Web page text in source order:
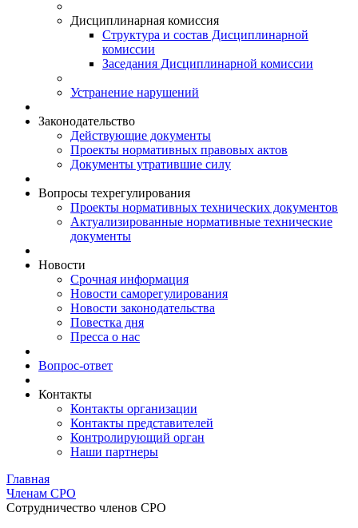
Дисциплинарная комиссия
Структура и состав Дисциплинарной
комиссии
Заседания Дисциплинарной комиссии
Устранение нарушений
Законодательство
Действующие документы
Проекты нормативных правовых актов
Документы утратившие силу
Вопросы техрегулирования
Проекты нормативных технических документов
Актуализированные нормативные технические
документы
Новости
Срочная информация
Новости саморегулирования
Новости законодательства
Повестка дня
Пресса о нас
Вопрос-ответ
Контакты
Контакты организации
Контакты представителей
Контролирующий орган
Наши партнеры
Главная
Членам СРО
Сотрудничество членов СРО